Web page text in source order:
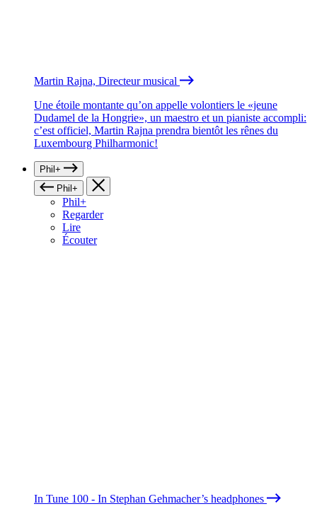
Martin Rajna, Directeur musical
Une étoile montante qu’on appelle volontiers le «jeune
Dudamel de la Hongrie», un maestro et un pianiste accompli:
c’est officiel, Martin Rajna prendra bientôt les rênes du
Luxembourg Philharmonic!
Phil+
Phil+
Phil+
Regarder
Lire
Écouter
In Tune 100 - In Stephan Gehmacher’s headphones